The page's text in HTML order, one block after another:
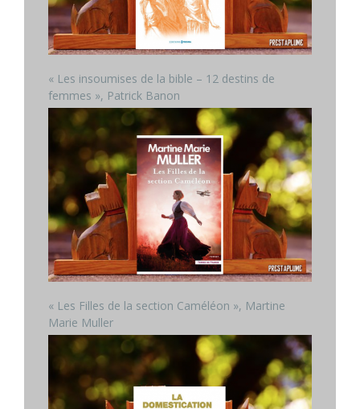
« Les insoumises de la bible – 12 destins de
femmes », Patrick Banon
« Les Filles de la section Caméléon », Martine
Marie Muller